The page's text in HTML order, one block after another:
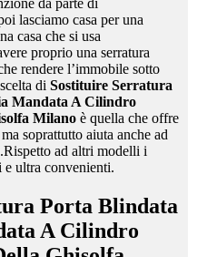
da parte di
lasciamo casa per una
casa che si usa
proprio una serratura
rendere l’immobile sotto
di Sostituire Serratura
Mandata A Cilindro
Milanoè quella che offre
soprattutto aiuta anche ad
ad altri modelli i
e ultra convenienti.
Porta Blindata
A Cilindro